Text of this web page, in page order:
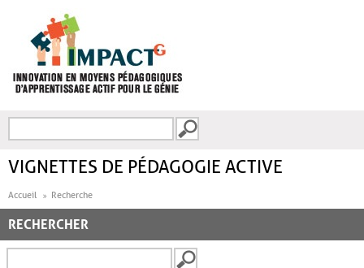
FORMULAIRE DE
VIGNETTES DE PÉDAGOGIE ACTIVE
Accueil Recherche
RECHERCHER